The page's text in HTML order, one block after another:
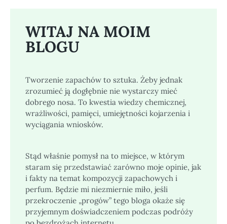
WITAJ NA MOIM
BLOGU
Tworzenie zapachów to sztuka. Żeby jednak
zrozumieć ją dogłębnie nie wystarczy mieć
dobrego nosa. To kwestia wiedzy chemicznej,
wrażliwości, pamięci, umiejętności kojarzenia i
wyciągania wniosków.
Stąd właśnie pomysł na to miejsce, w którym
staram się przedstawiać zarówno moje opinie, jak
i fakty na temat kompozycji zapachowych i
perfum. Będzie mi niezmiernie miło, jeśli
przekroczenie „progów” tego bloga okaże się
przyjemnym doświadczeniem podczas podróży